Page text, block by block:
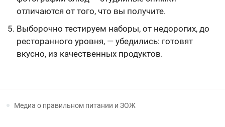
отличаются от того, что вы получите.
Выборочно тестируем наборы, от недорогих, до
ресторанного уровня, — убедились: готовят
вкусно, из качественных продуктов.
Медиа о правильном питании и ЗОЖ